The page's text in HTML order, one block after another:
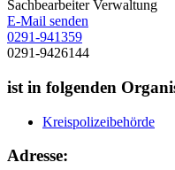
Sachbearbeiter Verwaltung
E-Mail senden
0291-941359
0291-9426144
ist in folgenden
Kreispolizeibehörde
Adresse: